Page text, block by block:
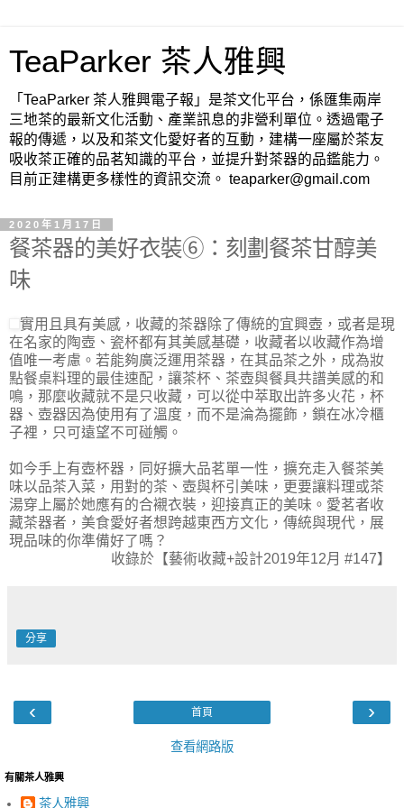
TeaParker 茶人雅興
「TeaParker 茶人雅興電子報」是茶文化平台，係匯集兩岸
三地茶的最新文化活動、產業訊息的非營利單位。透過電子
報的傳遞，以及和茶文化愛好者的互動，建構一座屬於茶友
吸收茶正確的品茗知識的平台，並提升對茶器的品鑑能力。
目前正建構更多樣性的資訊交流。 teaparker@gmail.com
2020年1月17日
餐茶器的美好衣裝⑥：刻劃餐茶甘醇美
味
實用且 具有美感，收藏的茶器除了傳統的宜興壺，或者是現
在名家的陶壺、 瓷杯都有其美感基礎 ，收藏者以收藏作為增
值唯一考慮 。 若能夠廣泛運用茶器 ， 在其品茶之外， 成為妝
點餐桌料理的最佳速配 ，讓茶杯、茶壺與餐具共譜美感的和
鳴 ， 那麼收藏就不是只收藏，可以從中萃取出許多火花， 杯
器、壺器 因為使用 有了溫度 ，而不是淪為擺飾，鎖在冰冷櫃
子裡 ， 只可遠望不可碰觸。
如今手上有壺杯器 ，同好擴大品茗單一性，擴充走入餐茶美
味以品茶入菜，用對的茶 、 壺與杯引美味 ， 更要讓料理或茶
湯穿上屬於她應有的合襯衣裝 ， 迎接真正的美味。 愛茗者收
藏茶器者，美食愛好者想跨越東西方文化，傳統與現代，展
現品味的你準備好了嗎 ？
收錄於【藝術收藏+設計2019年12月 #147】
分享
‹ ›
首頁
查看網路版
有關茶人雅興
茶人雅興